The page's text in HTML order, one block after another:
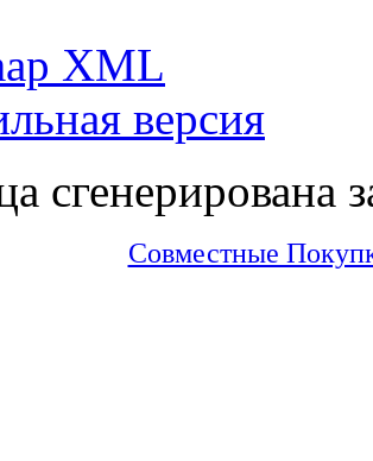
XML
версия
сгенерирована
Совместные